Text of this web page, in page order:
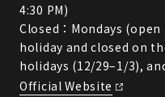
4:30 PM)
Closed：Mondays
holiday and closed on
holidays (12/29–1/3),
Official Website